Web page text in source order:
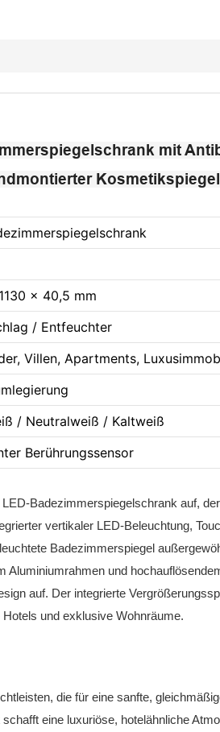
mit
x 40,5 mm
/ Entfeuchter
Villen, Apartments,
/ Neutralweiß / Kaltweiß
Berührungssensor
Badezimmerspiegelschrank auf,
vertikaler LED-Beleuchtung,
Badezimmerspiegel
Aluminiumrahmen und
auf. Der integrierte
und exklusive Wohnräume.
die für eine sanfte,
eine luxuriöse, hotelähnliche